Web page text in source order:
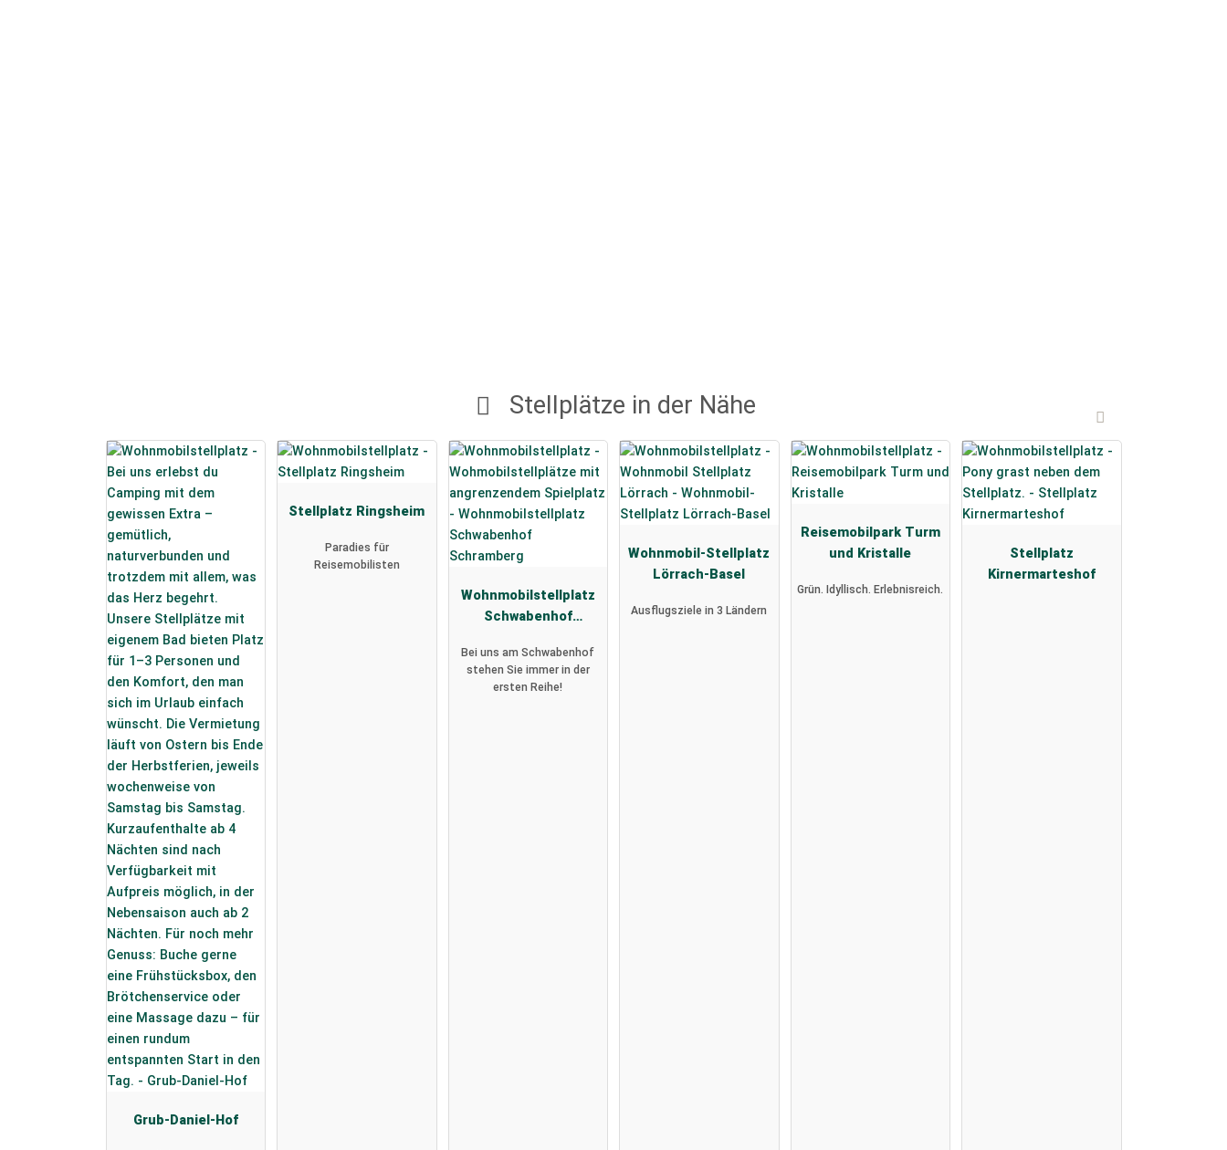
Stellplätze in der Nähe
Grub-Daniel-Hof
Stellplatz Ringsheim
Paradies für
Reisemobilisten
Wohnmobilstellplatz
Schwabenhof
Bei uns am Schwabenhof
stehen Sie immer in der
ersten Reihe!
Wohnmobil-Stellplatz
Lörrach-Basel
Ausflugsziele in 3 Ländern
Reisemobilpark Turm
und Kristalle
Grün. Idyllisch. Erlebnisreich.
Stellplatz
Kirnermarteshof